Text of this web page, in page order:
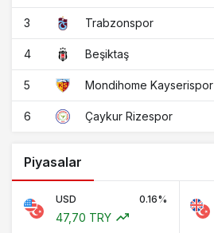
3 Trabzonspor
4 Beşiktaş
5 Mondihome Kayserispor
6 Çaykur Rizespor
Piyasalar
USD 0.16%
47,70 TRY